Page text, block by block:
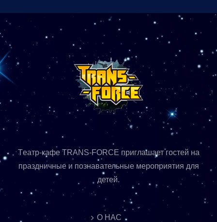
Tеатр-кафе TRANS-FORСE приглашает гостей на
праздничные и познавательные мероприятия для
детей.
О НАС